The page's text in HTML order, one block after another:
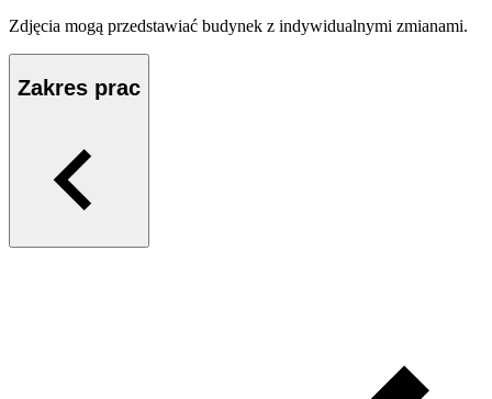
Zdjęcia mogą przedstawiać budynek z indywidualnymi zmianami.
Zakres prac